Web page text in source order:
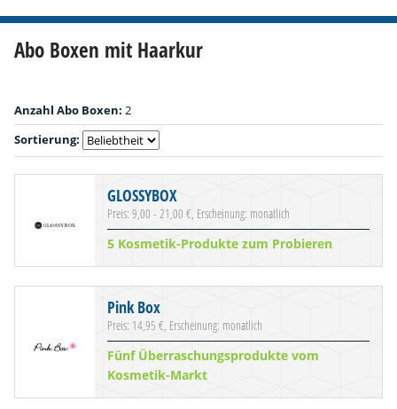
Abo Boxen mit Haarkur
Anzahl Abo Boxen: 2
Sortierung:
GLOSSYBOX
Preis: 9,00 - 21,00 €, Erscheinung: monatlich
5 Kosmetik-Produkte zum Probieren
Pink Box
Preis: 14,95 €, Erscheinung: monatlich
Fünf Überraschungsprodukte vom
Kosmetik-Markt